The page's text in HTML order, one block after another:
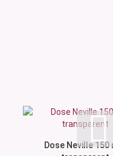
Dose Neville 150